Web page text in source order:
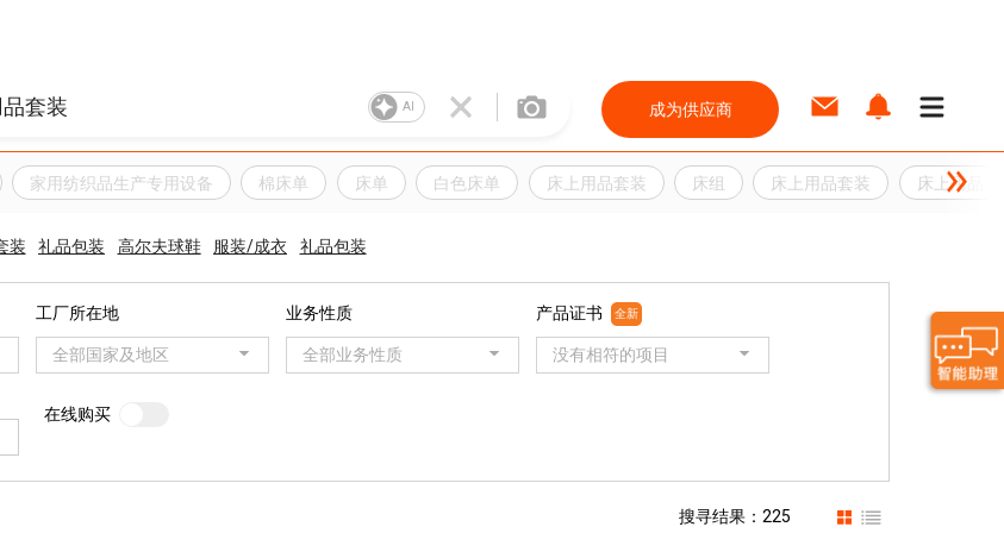
AI 成为供应商
家用纺织品生产专用设备 棉床单 床单 白色床单 床上用品套装 床组 床上用品套装 床上用品
装 礼品包装 高尔夫球鞋 服装/成衣 礼品包装
工厂所在地
全部国家及地区
业务性质
全部业务性质
产品证书 全新
没有相符的项目
在线购买
搜寻结果：225